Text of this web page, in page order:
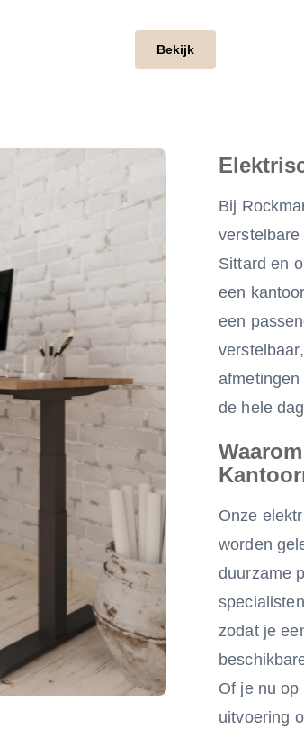
Bekijk
Bij
Sittard en
een
een
de hele
Onze
worden
duurzame
zodat je
Of je nu
uitvoering